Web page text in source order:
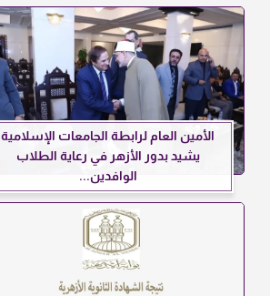
الأمين العام لرابطة الجامعات الإسلامية
يشيد بدور الأزهر في رعاية الطلاب
الوافدين...